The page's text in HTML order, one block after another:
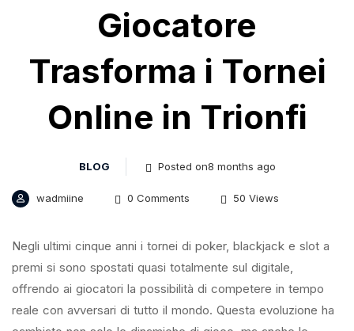
Giocatore
Trasforma i Tornei
Online in Trionfi
BLOG Posted on8 months ago
wadmiine 0 Comments 50 Views
Negli ultimi cinque anni i tornei di poker, blackjack e slot a
premi si sono spostati quasi totalmente sul digitale,
offrendo ai giocatori la possibilità di competere in tempo
reale con avversari di tutto il mondo. Questa evoluzione ha